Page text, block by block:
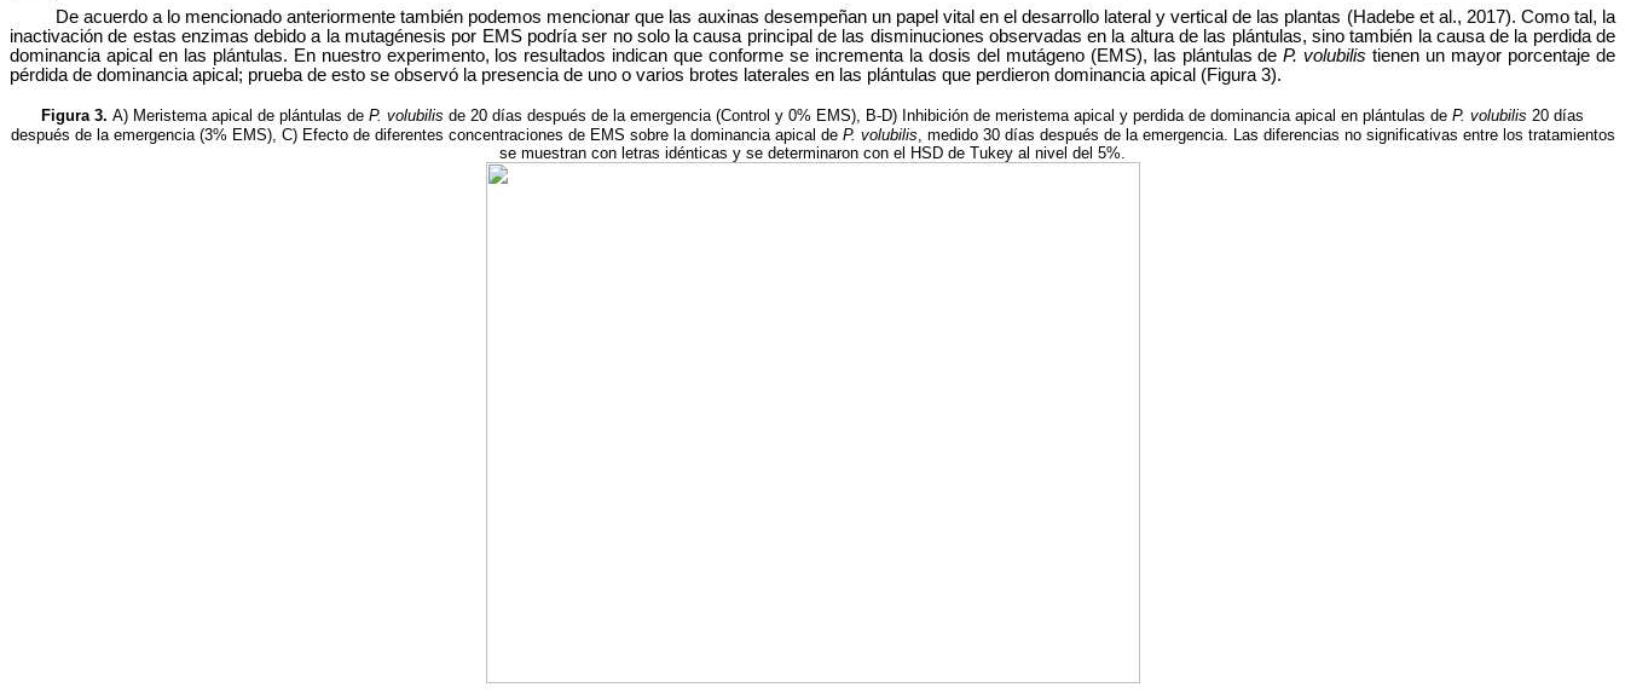
De acuerdo a lo mencionado anteriormente también podemos mencionar que las auxinas desempeñan un papel vital en el desarrollo lateral y vertical de las plantas (Hadebe et al., 2017). Como tal, la
inactivación de estas enzimas debido a la mutagénesis por EMS podría ser no solo la causa principal de las disminuciones observadas en la altura de las plántulas, sino también la causa de la perdida de
dominancia apical en las plántulas. En nuestro experimento, los resultados indican que conforme se incrementa la dosis del mutágeno (EMS), las plántulas deP. volubilis tienen un mayor porcentaje de
pérdida de dominancia apical; prueba de esto se observó la presencia de uno o varios brotes laterales en las plántulas que perdieron dominancia apical (Figura 3).
Figura 3. A) Meristema apical de plántulas de P. volubilis de 20 días después de la emergencia (Control y 0% EMS), B-D) Inhibición de meristema apical y perdida de dominancia apical en plántulas de P. volubilis 20 días
después de la emergencia (3% EMS), C) Efecto de diferentes concentraciones de EMS sobre la dominancia apical de P. volubilis, medido 30 días después de la emergencia. Las diferencias no significativas entre los tratamientos
se muestran con letras idénticas y se determinaron con el HSD de Tukey al nivel del 5%.